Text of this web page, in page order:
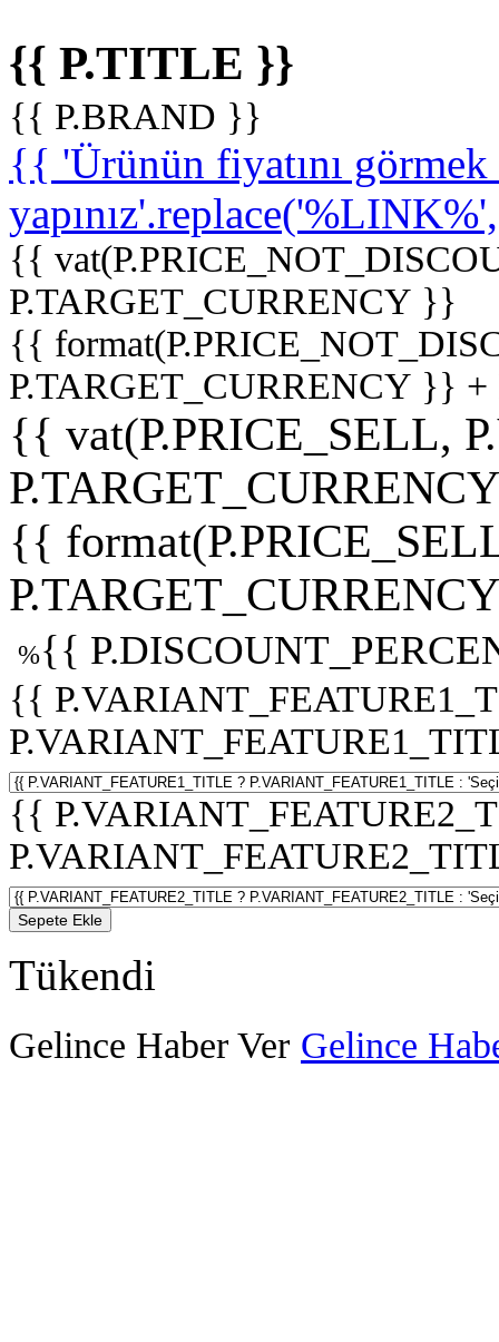
{{ P.TITLE }}
{{ P.BRAND }}
{{ 'Ürünün fiyatını
{{
P.TARGET_CURRENCY }}
{{
P.TARGET_CURRENCY }}
{{ vat(P.PRICE_SELL,
{{
%{{
{{
{{
Sepete Ekle
Tükendi
Gelince Haber Ver Gelince